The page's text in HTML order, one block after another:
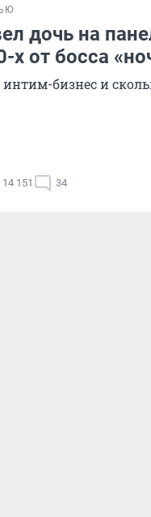
дочь на
х от босса
интим-бизнес и
14 151 34